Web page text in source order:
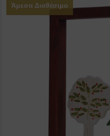
Άμεσα Διαθέσιμο